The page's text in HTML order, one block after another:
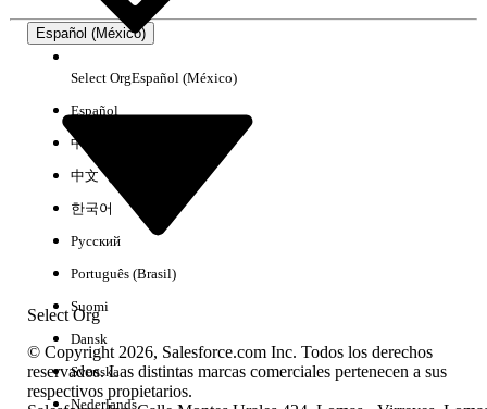
No hay resultados
Español (México)
Select Org
Select OrgEspañol (México)
Español
中文（简体）
中文（繁體）
한국어
Русский
Português (Brasil)
Suomi
Dansk
Svenska
Nederlands
© Copyright 2026, Salesforce.com Inc. Todos los derechos
reservados. Las distintas marcas comerciales pertenecen a sus
respectivos propietarios.